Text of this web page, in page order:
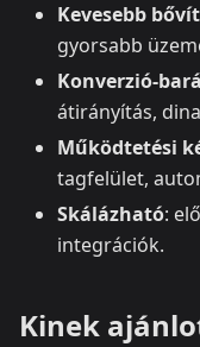
Kevesebb
gyorsabb
átirányítás,
Működtetési
tagfelület,
Skálázható:
integrációk.
Kinek